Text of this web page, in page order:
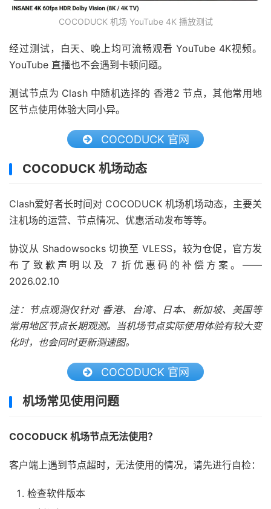
COCODUCK 机场 YouTube 4K 播放测试
经过测试，白天、晚上均可流畅观看 YouTube 4K视频。
YouTube 直播也不会遇到卡顿问题。
测试节点为 Clash 中随机选择的 香港2 节点，其他常用地
区节点使用体验大同小异。
COCODUCK 官网
COCODUCK 机场动态
Clash爱好者长时间对 COCODUCK 机场机场动态，主要关
注机场的运营、节点情况、优惠活动发布等等。
协议从 Shadowsocks 切换至 VLESS，较为仓促，官方发
布了致歉声明以及 7 折优惠码的补偿方案。——
2026.02.10
注：节点观测仅针对 香港、台湾、日本、新加坡、美国等
常用地区节点长期观测。当机场节点实际使用体验有较大变
化时，也会同时更新测速图。
COCODUCK 官网
机场常见使用问题
COCODUCK 机场节点无法使用？
客户端上遇到节点超时，无法使用的情况，请先进行自检：
检查软件版本